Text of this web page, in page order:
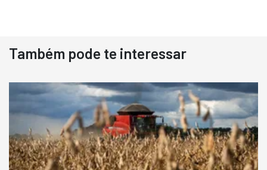
Pá Carregadeira Cat 966
Ano 1987
R$ 145.000
Também pode te interessar